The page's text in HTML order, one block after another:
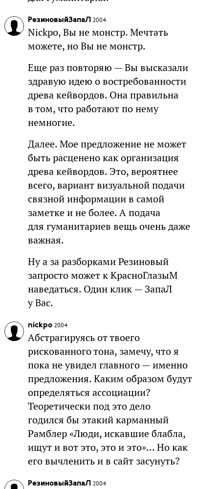
РезиновыйЗапаЛ 2004
Nickpo, Вы не монстр. Мечтать
можете, но Вы не монстр.
Еще раз повторяю — Вы высказали
здравую идею о востребованности
древа кейвордов. Она правильна
в том, что работают по нему
немногие.
Далее. Мое предложение не может
быть расценено как организация
древа кейвордов. Это, вероятнее
всего, вариант визуальной подачи
связной информации в самой
заметке и не более. А подача
для гуманитариев вещь очень даже
важная.
Ну а за разборками Резиновый
запросто может к КрасноГлазыМ
наведаться. Один клик — ЗапаЛ
у Вас.
nickpo 2004
Абстрагируясь от твоего
рискованного тона, замечу, что я
пока не увидел главного — именно
предложения. Каким образом будут
определяться ассоциации?
Теоретически под это дело
годился бы этакий карманный
Рамблер «Люди, искавшие блабла,
ищут и вот это, это и это»... Но как
его вычленить и в сайт засунуть?
РезиновыйЗапаЛ 2004